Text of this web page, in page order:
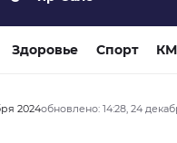
Здоровье Спорт
2024обновлено: 14:28, 24